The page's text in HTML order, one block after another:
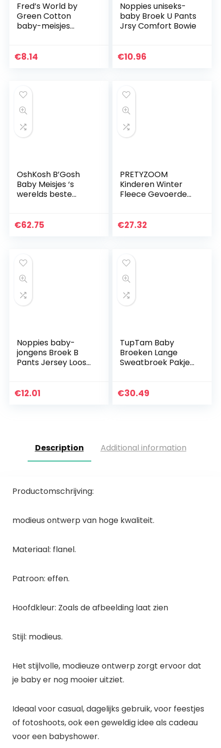
Fred’s World by
Green Cotton
baby-meisjes
€8.14
Noppies uniseks-
baby Broek U Pants
Jrsy Comfort Bowie
€10.96
OshKosh B’Gosh
Baby Meisjes ‘s
werelds beste
€62.75
PRETYZOOM
Kinderen Winter
Fleece Gevoerde
Dikke Katoen
€27.32
Noppies baby-
jongens Broek B
Pants Jersey Loose
€12.01
TupTam Baby
Broeken Lange
Sweatbroek Pakje
€30.49
Description Additional information
Productomschrijving:
modieus ontwerp van hoge kwaliteit.
Materiaal: flanel.
Patroon: effen.
Hoofdkleur: Zoals de afbeelding laat zien
Stijl: modieus.
Het stijlvolle, modieuze ontwerp zorgt ervoor dat
je baby er nog mooier uitziet.
Ideaal voor casual, dagelijks gebruik, voor feestjes
of fotoshoots, ook een geweldig idee als cadeau
voor een babyshower.